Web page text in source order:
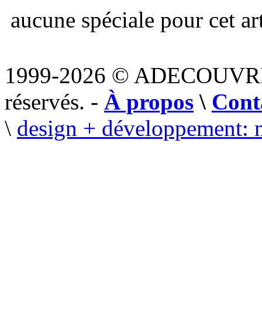
aucune spéciale pour cet
1999-2026 ©
réservés. - À propos \
\ design + développement: